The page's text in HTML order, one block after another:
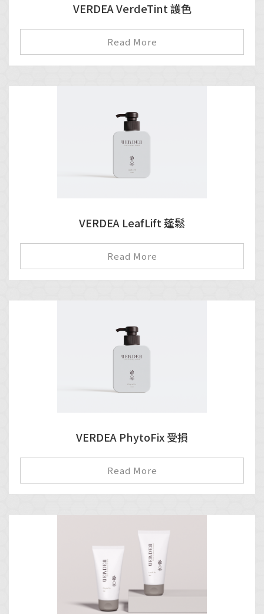
VERDEA VerdeTint 護色
Read More
VERDEA LeafLift 蓬鬆
Read More
VERDEA PhytoFix 受損
Read More